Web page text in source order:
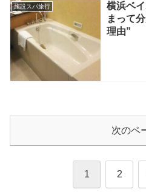
施設スパ旅行
横浜ベ
まって
理由”
次のペ
1 2